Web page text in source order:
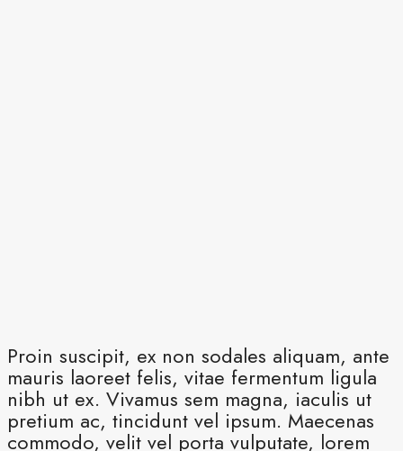
Proin suscipit, ex non sodales aliquam, ante
mauris laoreet felis, vitae fermentum ligula
nibh ut ex. Vivamus sem magna, iaculis ut
pretium ac, tincidunt vel ipsum. Maecenas
commodo, velit vel porta vulputate, lorem